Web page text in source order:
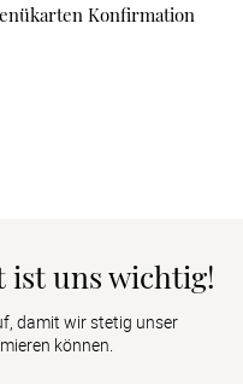
Konfirmation
uns wichtig!
damit wir stetig unser
können.